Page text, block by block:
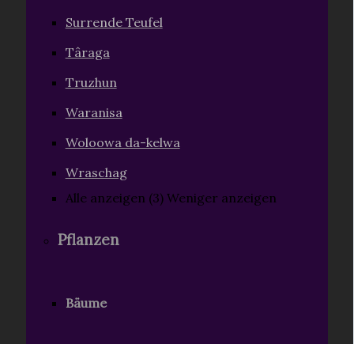
Surrende Teufel
Târaga
Truzhun
Waranisa
Woloowa da-kelwa
Wraschag
Alle anzeigen (3) Weniger anzeigen
Pflanzen
Bäume